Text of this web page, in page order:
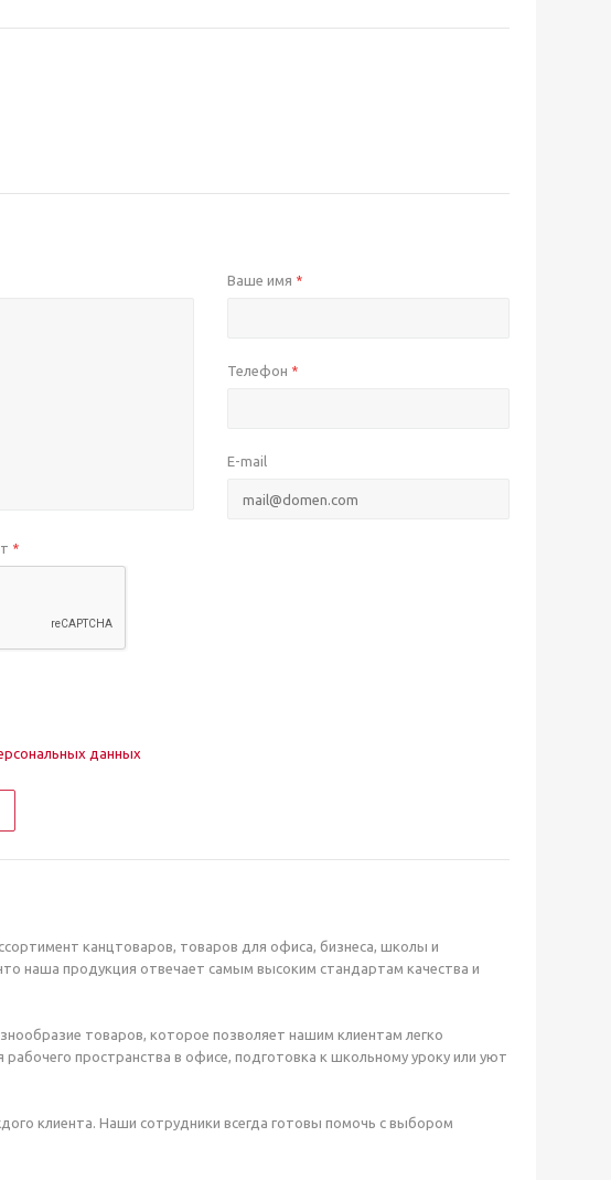
Ваше имя *
Телефон *
E-mail
*
данных
канцтоваров, товаров для офиса, бизнеса, школы и
наша продукция отвечает самым высоким стандартам качества и
товаров, которое позволяет нашим клиентам легко
пространства в офисе, подготовка к школьному уроку или уют
клиента. Наши сотрудники всегда готовы помочь с выбором